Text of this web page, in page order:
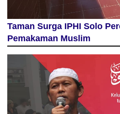
Taman Surga IPHI Solo
Pemakaman Muslim